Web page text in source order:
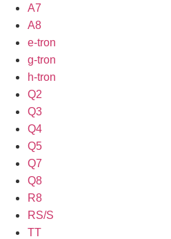
A7
A8
e-tron
g-tron
h-tron
Q2
Q3
Q4
Q5
Q7
Q8
R8
RS/S
TT